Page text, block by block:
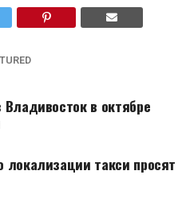
в октябре
локализации такси просят